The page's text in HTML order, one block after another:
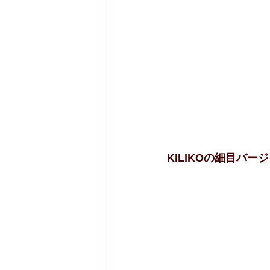
KILIKOの細目バー